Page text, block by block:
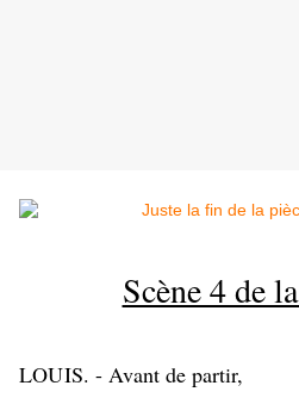
Scène 4 de
LOUIS. - Avant de partir,